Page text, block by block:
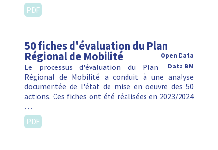
PDF
50 fiches d'évaluation du Plan
Régional de Mobilité
Open Data
Data BM
Le processus d'évaluation du Plan
Régional de Mobilité a conduit à une analyse
documentée de l'état de mise en oeuvre des 50
actions. Ces fiches ont été réalisées en 2023/2024
…
PDF